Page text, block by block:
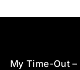
My Time-Out –